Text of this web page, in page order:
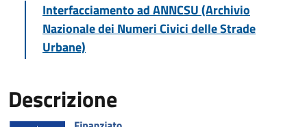
Interfacciamento ad ANNCSU (Archivio
Nazionale dei Numeri Civici delle Strade
Urbane)
Descrizione